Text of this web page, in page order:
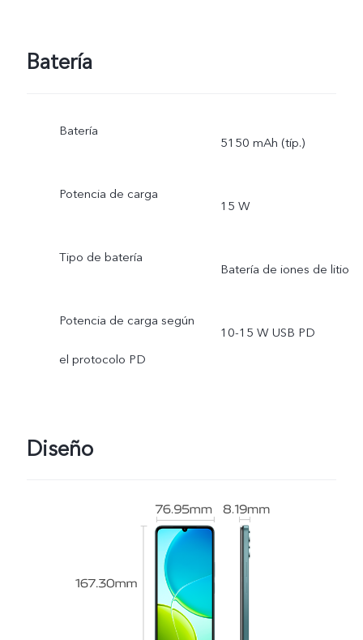
Batería
Batería
5150 mAh (típ.)
Potencia de carga
15 W
Tipo de batería
Batería de iones de litio
Potencia de carga según
el protocolo PD
10-15 W USB PD
Diseño